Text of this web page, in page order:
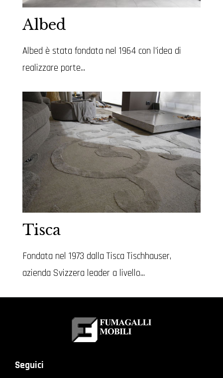
Albed
Albed è stata fondata nel 1964 con l'idea di
realizzare porte...
Tisca
Fondata nel 1973 dalla Tisca Tischhauser,
azienda Svizzera leader a livello...
Seguici